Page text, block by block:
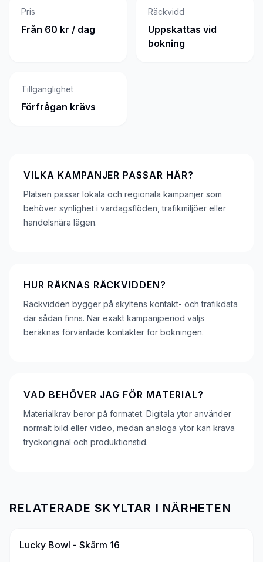
Pris
Från 60 kr / dag
Räckvidd
Uppskattas vid
bokning
Tillgänglighet
Förfrågan krävs
VILKA KAMPANJER PASSAR HÄR?
Platsen passar lokala och regionala kampanjer som
behöver synlighet i vardagsflöden, trafikmiljöer eller
handelsnära lägen.
HUR RÄKNAS RÄCKVIDDEN?
Räckvidden bygger på skyltens kontakt- och trafikdata
där sådan finns. När exakt kampanjperiod väljs
beräknas förväntade kontakter för bokningen.
VAD BEHÖVER JAG FÖR MATERIAL?
Materialkrav beror på formatet. Digitala ytor använder
normalt bild eller video, medan analoga ytor kan kräva
tryckoriginal och produktionstid.
RELATERADE SKYLTAR I NÄRHETEN
Lucky Bowl - Skärm 16